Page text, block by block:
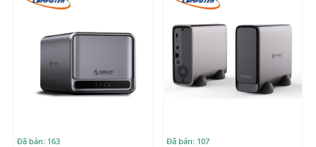
Đã bán: 163 Đã bán: 107